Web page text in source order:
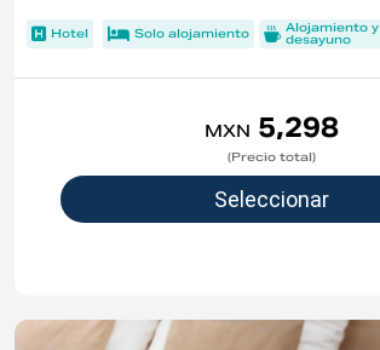
Hotel Solo alojamiento Alojamiento y
desayuno
MXN 5,298
(Precio total)